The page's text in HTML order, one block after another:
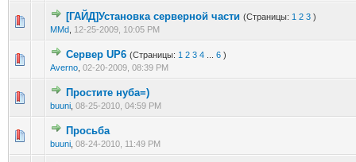
[ГАЙД]Установка серверной части (Страницы: 1 2 3 )
MMd 12-25-2009, 10:05 PM
0 голос(ов) - 0 из 5 в среднем
12 345
Сервер UP6 (Страницы: 1 2 3 4 6 )
Averno 02-20-2009, 08:39 PM
1 голос(ов) - 5 из 5 в среднем
12345
Простите нуба=)
buuni 08-25-2010, 04:59 PM
0 голос(ов) - 0 из 5 в среднем
12
Просьба
buuni 08-24-2010, 11:49 PM
0 голос(ов) - 0 из 5 в среднем